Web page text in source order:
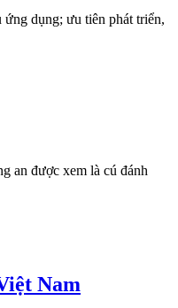
dụng; ưu tiên phát triển,
an được xem là cú đánh
Nam